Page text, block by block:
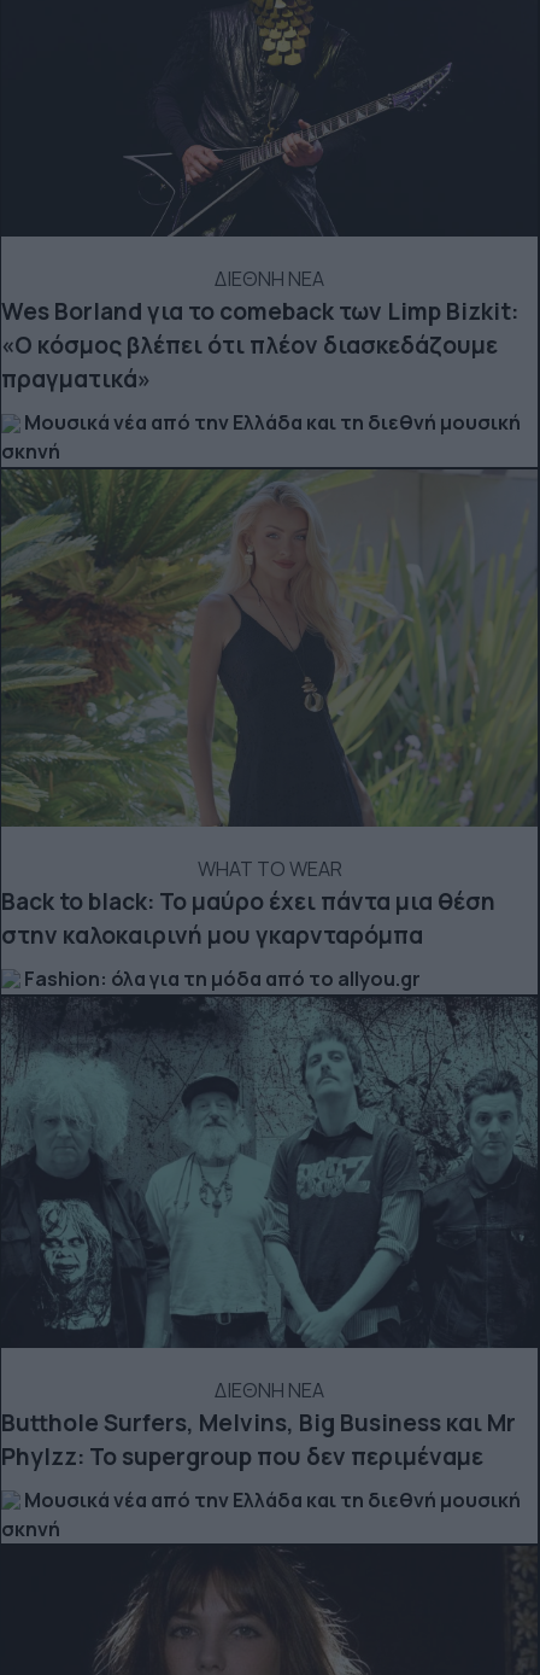
ΔΙΕΘΝΗ ΝΕΑ
Wes Borland για το comeback των Limp Bizkit:
«Ο κόσμος βλέπει ότι πλέον διασκεδάζουμε
πραγματικά»
Μουσικά νέα από την Ελλάδα και τη διεθνή μουσική
σκηνή
WHAT TO WEAR
Back to black: Το μαύρο έχει πάντα μια θέση
στην καλοκαιρινή μου γκαρνταρόμπα
Fashion: όλα για τη μόδα από το allyou.gr
ΔΙΕΘΝΗ ΝΕΑ
Butthole Surfers, Melvins, Big Business και Mr
Phylzz: Το supergroup που δεν περιμέναμε
Μουσικά νέα από την Ελλάδα και τη διεθνή μουσική
σκηνή